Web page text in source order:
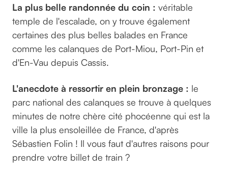
La plus belle randonnée du coin : véritable
temple de l'escalade, on y trouve également
certaines des plus belles balades en France
comme les calanques de Port-Miou, Port-Pin et
d'En-Vau depuis Cassis.
L'anecdote à ressortir en plein bronzage : le
parc national des calanques se trouve à quelques
minutes de notre chère cité phocéenne qui est la
ville la plus ensoleillée de France, d'après
Sébastien Folin ! Il vous faut d'autres raisons pour
prendre votre billet de train ?